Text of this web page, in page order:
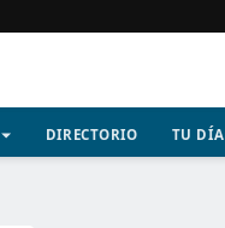
DIRECTORIO TU DÍA